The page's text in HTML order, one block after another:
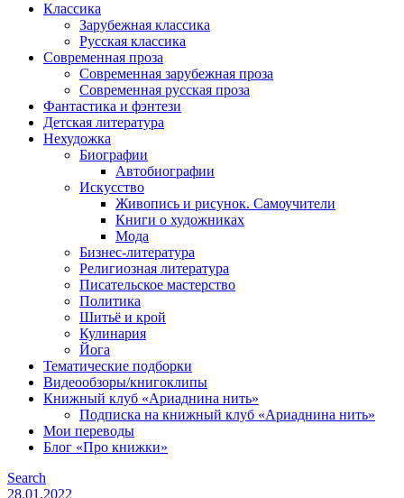
Классика
Зарубежная классика
Русская классика
Современная проза
Современная зарубежная проза
Современная русская проза
Фантастика и фэнтези
Детская литература
Нехудожка
Биографии
Автобиографии
Искусство
Живопись и рисунок. Самоучители
Книги о художниках
Мода
Бизнес-литература
Религиозная литература
Писательское мастерство
Политика
Шитьё и крой
Кулинария
Йога
Тематические подборки
Видеообзоры/книгоклипы
Книжный клуб «Ариаднина нить»
Подписка на книжный клуб «Ариаднина нить»
Мои переводы
Блог «Про книжки»
Search
28.01.2022